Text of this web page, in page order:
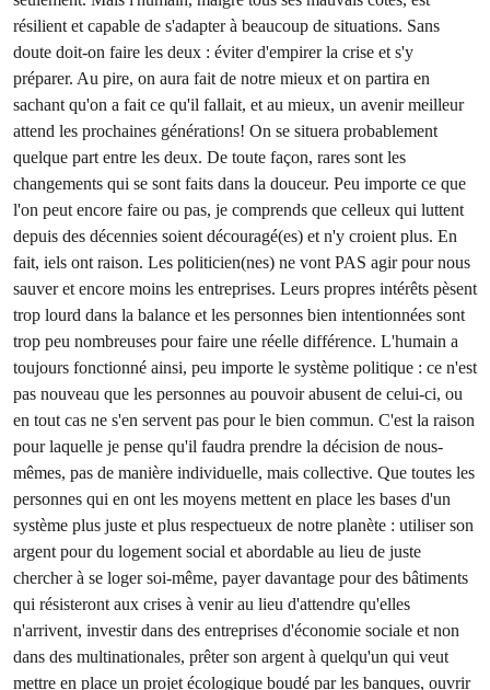
résilient et capable de s'adapter à beaucoup de situations. Sans
doute doit-on faire les deux : éviter d'empirer la crise et s'y
préparer. Au pire, on aura fait de notre mieux et on partira en
sachant qu'on a fait ce qu'il fallait, et au mieux, un avenir meilleur
attend les prochaines générations! On se situera probablement
quelque part entre les deux. De toute façon, rares sont les
changements qui se sont faits dans la douceur. Peu importe ce que
l'on peut encore faire ou pas, je comprends que celleux qui luttent
depuis des décennies soient découragé(es) et n'y croient plus. En
fait, iels ont raison. Les politicien(nes) ne vont PAS agir pour nous
sauver et encore moins les entreprises. Leurs propres intérêts pèsent
trop lourd dans la balance et les personnes bien intentionnées sont
trop peu nombreuses pour faire une réelle différence. L'humain a
toujours fonctionné ainsi, peu importe le système politique : ce n'est
pas nouveau que les personnes au pouvoir abusent de celui-ci, ou
en tout cas ne s'en servent pas pour le bien commun. C'est la raison
pour laquelle je pense qu'il faudra prendre la décision de nous-
mêmes, pas de manière individuelle, mais collective. Que toutes les
personnes qui en ont les moyens mettent en place les bases d'un
système plus juste et plus respectueux de notre planète : utiliser son
argent pour du logement social et abordable au lieu de juste
chercher à se loger soi-même, payer davantage pour des bâtiments
qui résisteront aux crises à venir au lieu d'attendre qu'elles
n'arrivent, investir dans des entreprises d'économie sociale et non
dans des multinationales, prêter son argent à quelqu'un qui veut
mettre en place un projet écologique boudé par les banques, ouvrir